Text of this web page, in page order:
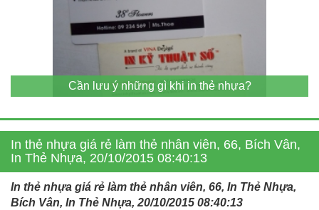
Cần lưu ý những gì khi in thẻ nhựa?
In thẻ nhựa giá rẻ làm thẻ nhân viên, 66, Bích Vân,
In Thẻ Nhựa, 20/10/2015 08:40:13
In thẻ nhựa giá rẻ làm thẻ nhân viên, 66, In Thẻ Nhựa,
Bích Vân, In Thẻ Nhựa, 20/10/2015 08:40:13